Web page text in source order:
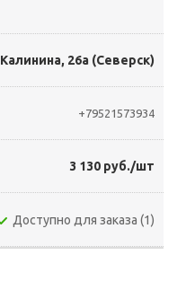
Калинина, 26а (Северск)
+79521573934
3 130 руб./шт
Доступно для заказа (1)